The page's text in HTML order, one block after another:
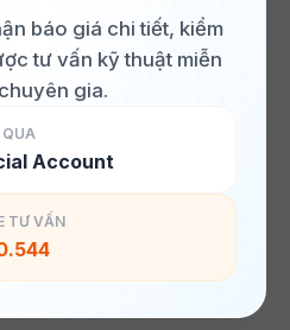
báo giá chi tiết, kiểm
tư vấn kỹ thuật miễn
gia.
Account
TƯ VẤN